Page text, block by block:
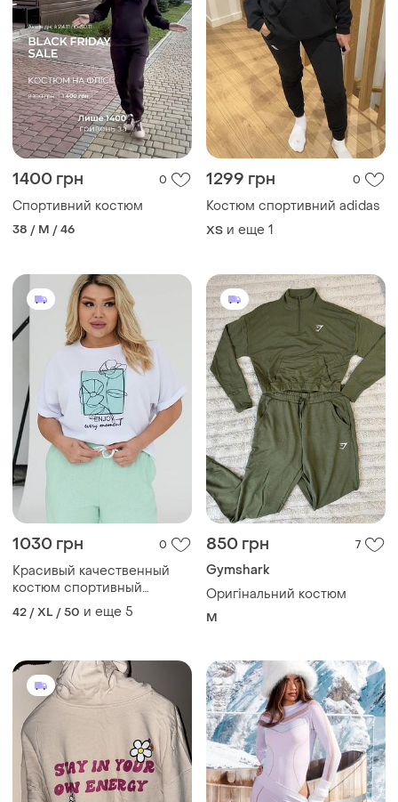
1400 грн 0
Спортивний костюм
38 / M / 46
1299 грн 0
Костюм спортивний adidas
ХS и еще 1
1030 грн 0
Красивый качественный
костюм спортивный
брючный, футболка и
широкие брюки батал
42 / XL / 50 и еще 5
850 грн 7
Gymshark
Оригінальний костюм
M